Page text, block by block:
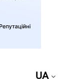
UA